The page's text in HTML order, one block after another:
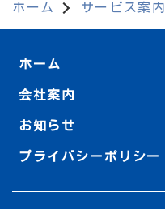
ホーム サービス案内
ホーム
会社案内
お知らせ
プライバシーポリシー